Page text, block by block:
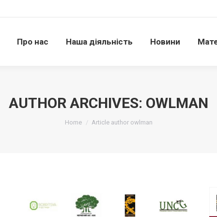
Про нас Наша діяльність Новини
AUTHOR ARCHIVES: OWLMAN
Home Article author owlman
Про нас Наша діяльність Новини